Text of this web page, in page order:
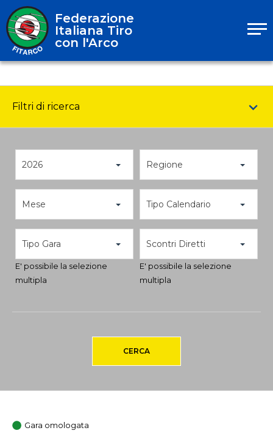
Federazione
Italiana Tiro
con l'Arco
Filtri di ricerca
2026 Regione
Mese Tipo Calendario
Tipo Gara
E' possibile la selezione
multipla
Scontri Diretti
E' possibile la selezione
multipla
CERCA
Gara omologata